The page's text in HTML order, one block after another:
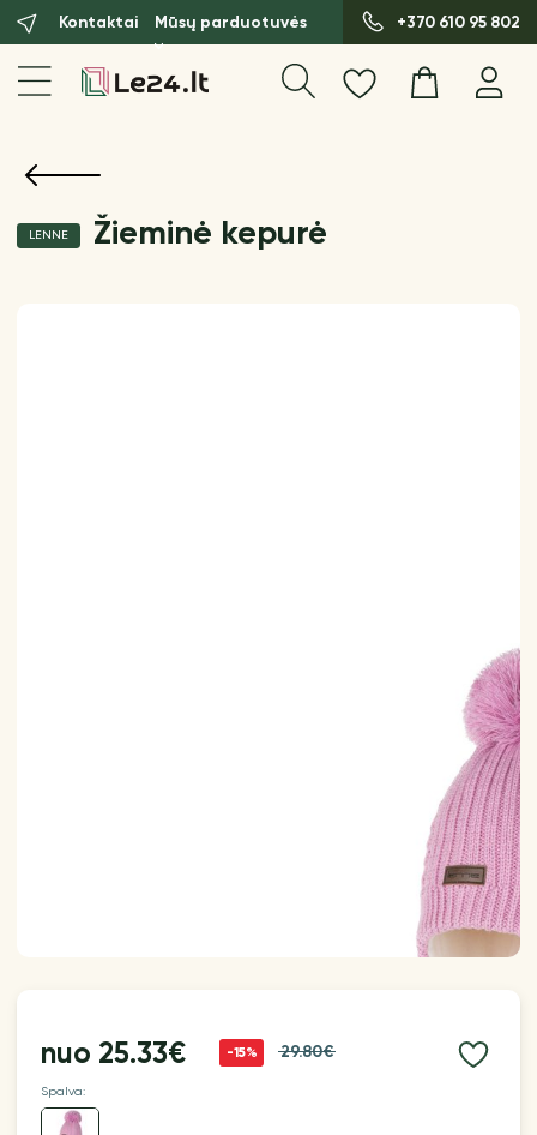
Kontaktai Mūsų parduotuvės +370 610 95 802
LENNE Žieminė kepurė
nuo 25.33€ -15% 29.80€
Spalva: